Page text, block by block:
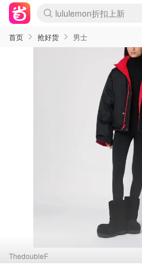
lululemon折扣上新
Sasa美妆护肤3.5折
SSENSE年中2.5折
FreshBeauty好价汇总
Cettire降价+叠9折
WWS Coles超市实拍
viagogo二手票捡漏
Myer折扣汇总
The Outnet奢牌1折起
David Jones 3折起
Flannels大牌1折
Perfumes Club护肤1折
AMIRO面罩$251
Amazon折扣汇总
Amazon数码好物
ThedoubleF高奢地板价
Moose Knuckles 6折
EUFY摄像头$98
Selenichast首饰2折
悉尼-墨尔本机票$29
Amazon家居好物
Amazon美妆护肤
雅漾大喷$8
过敏原检测盒$33
科颜氏高保湿面霜$29
SEALIFE海洋馆门票6折
丝塔芙大白罐$16
订阅Newsletter送香薰
Harrods圣诞日历$525
LN-CC奢牌私促
d'Alba空姐喷雾$16
EVE LOM套装£56
Bernardelli独家4折
Adore Beauty 6折起
Mytheresa奢品2.7折
Currentbody美容仪$881
MOON Garden Live
CR洗护套装$23
GANNI官网4.5折
Stylevana韩妆4折
Tessabit高奢8.5折
OGX洗发水$11
Amazon阿德莱德次日达
卡诗8.5折+赠礼
Philips Hue灯具8折
La Mer送8件礼值$529
始祖鸟 石头岛 8折
雅诗兰黛7.5折+赠礼
祖玛珑赠5件礼
惊❗️修丽可赠42ml精华
Loewe/BBR高奢8折
黑五价❗阿玛尼全场8折
Crocs洞洞鞋$36
A王情侣卫衣推荐
三星4K智能电视$664
倩碧7.5折+赠$110礼
Bobbi Brown 8折+赠礼
M.A.C 7.5折+赠彩妆套装
首页 抢好货 男士
ThedoubleF